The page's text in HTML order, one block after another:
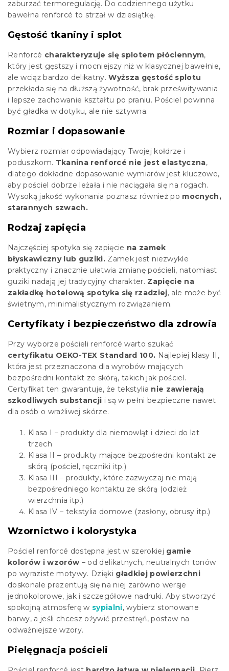
zaburzać termoregulację. Do codziennego użytku
bawełna renforcé to strzał w dziesiątkę.
Gęstość tkaniny i splot
Renforcé charakteryzuje się splotem płóciennym,
który jest gęstszy i mocniejszy niż w klasycznej bawełnie,
ale wciąż bardzo delikatny.Wyższa gęstość splotu
przekłada się na dłuższą żywotność, brak prześwitywania
i lepsze zachowanie kształtu po praniu. Pościel powinna
być gładka w dotyku, ale nie sztywna.
Rozmiar i dopasowanie
Wybierz rozmiar odpowiadający Twojej kołdrze i
poduszkom. Tkanina renforcé nie jest elastyczna,
dlatego dokładne dopasowanie wymiarów jest kluczowe,
aby pościel dobrze leżała i nie naciągała się na rogach.
Wysoką jakość wykonania poznasz również po mocnych,
starannych szwach.
Rodzaj zapięcia
Najczęściej spotyka się zapięcie na zamek
błyskawiczny lub guziki. Zamek jest niezwykle
praktyczny i znacznie ułatwia zmianę pościeli, natomiast
guziki nadają jej tradycyjny charakter. Zapięcie na
zakładkę hotelową spotyka się rzadziej, ale może być
świetnym, minimalistycznym rozwiązaniem.
Certyfikaty i bezpieczeństwo dla zdrowia
Przy wyborze pościeli renforcé warto szukać
certyfikatu OEKO-TEX Standard 100. Najlepiej klasy II,
która jest przeznaczona dla wyrobów mających
bezpośredni kontakt ze skórą, takich jak pościel.
Certyfikat ten gwarantuje, że tekstylia nie zawierają
szkodliwych substancji i są w pełni bezpieczne nawet
dla osób o wrażliwej skórze.
Klasa I – produkty dla niemowląt i dzieci do lat
trzech
Klasa II – produkty mające bezpośredni kontakt ze
skórą (pościel, ręczniki itp.)
Klasa III – produkty, które zazwyczaj nie mają
bezpośredniego kontaktu ze skórą (odzież
wierzchnia itp.)
Klasa IV – tekstylia domowe (zasłony, obrusy itp.)
Wzornictwo i kolorystyka
Pościel renforcé dostępna jest w szerokiej gamie
kolorów i wzorów – od delikatnych, neutralnych tonów
po wyraziste motywy. Dzięki gładkiej powierzchni
doskonale prezentują się na niej zarówno wersje
jednokolorowe, jak i szczegółowe nadruki. Aby stworzyć
spokojną atmosferę w sypialni, wybierz stonowane
barwy, a jeśli chcesz ożywić przestręń, postaw na
odważniejsze wzory.
Pielęgnacja pościeli